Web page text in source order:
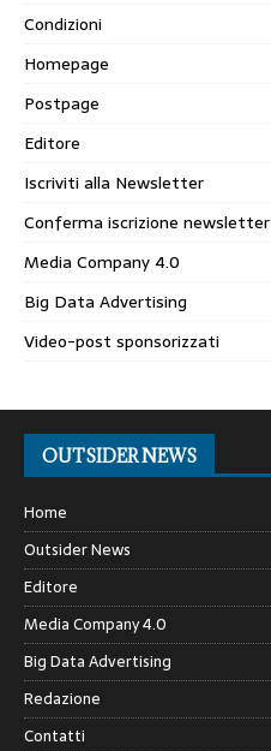
Condizioni
Homepage
Postpage
Editore
Iscriviti alla Newsletter
Conferma iscrizione newsletter
Media Company 4.0
Big Data Advertising
Video-post sponsorizzati
OUTSIDER NEWS
Home
Outsider News
Editore
Media Company 4.0
Big Data Advertising
Redazione
Contatti